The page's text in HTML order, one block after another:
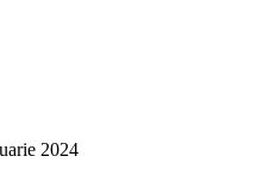
2024